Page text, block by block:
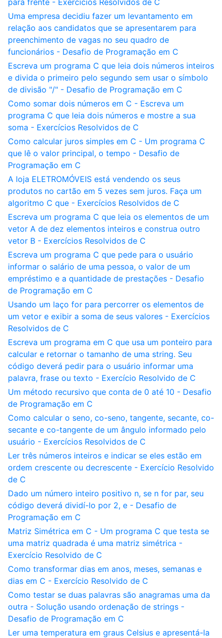
para frente - Exercícios Resolvidos de C
Uma empresa decidiu fazer um levantamento em
relação aos candidatos que se apresentarem para
preenchimento de vagas no seu quadro de
funcionários - Desafio de Programação em C
Escreva um programa C que leia dois números inteiros
e divida o primeiro pelo segundo sem usar o símbolo
de divisão "/" - Desafio de Programação em C
Como somar dois números em C - Escreva um
programa C que leia dois números e mostre a sua
soma - Exercícios Resolvidos de C
Como calcular juros simples em C - Um programa C
que lê o valor principal, o tempo - Desafio de
Programação em C
A loja ELETROMÓVEIS está vendendo os seus
produtos no cartão em 5 vezes sem juros. Faça um
algoritmo C que - Exercícios Resolvidos de C
Escreva um programa C que leia os elementos de um
vetor A de dez elementos inteiros e construa outro
vetor B - Exercícios Resolvidos de C
Escreva um programa C que pede para o usuário
informar o salário de uma pessoa, o valor de um
empréstimo e a quantidade de prestações - Desafio
de Programação em C
Usando um laço for para percorrer os elementos de
um vetor e exibir a soma de seus valores - Exercícios
Resolvidos de C
Escreva um programa em C que usa um ponteiro para
calcular e retornar o tamanho de uma string. Seu
código deverá pedir para o usuário informar uma
palavra, frase ou texto - Exercício Resolvido de C
Um método recursivo que conta de 0 até 10 - Desafio
de Programação em C
Como calcular o seno, co-seno, tangente, secante, co-
secante e co-tangente de um ângulo informado pelo
usuário - Exercícios Resolvidos de C
Ler três números inteiros e indicar se eles estão em
ordem crescente ou decrescente - Exercício Resolvido
de C
Dado um número inteiro positivo n, se n for par, seu
código deverá dividí-lo por 2, e - Desafio de
Programação em C
Matriz Simétrica em C - Um programa C que testa se
uma matriz quadrada é uma matriz simétrica -
Exercício Resolvido de C
Como transformar dias em anos, meses, semanas e
dias em C - Exercício Resolvido de C
Como testar se duas palavras são anagramas uma da
outra - Solução usando ordenação de strings -
Desafio de Programação em C
Ler uma temperatura em graus Celsius e apresentá-la